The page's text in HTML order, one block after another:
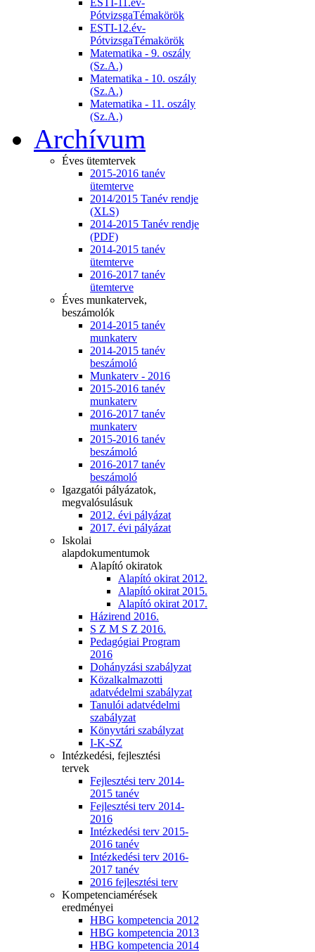
ESTI-11.év-
PótvizsgaTémakörök
ESTI-12.év-
PótvizsgaTémakörök
Matematika - 9. oszály
(Sz.A.)
Matematika - 10. oszály
(Sz.A.)
Matematika - 11. oszály
(Sz.A.)
Archívum
Éves ütemtervek
2015-2016 tanév
ütemterve
2014/2015 Tanév rendje
(XLS)
2014-2015 Tanév rendje
(PDF)
2014-2015 tanév
ütemterve
2016-2017 tanév
ütemterve
Éves munkatervek,
beszámolók
2014-2015 tanév
munkaterv
2014-2015 tanév
beszámoló
Munkaterv - 2016
2015-2016 tanév
munkaterv
2016-2017 tanév
munkaterv
2015-2016 tanév
beszámoló
2016-2017 tanév
beszámoló
Igazgatói pályázatok,
megvalósulásuk
2012. évi pályázat
2017. évi pályázat
Iskolai
alapdokumentumok
Alapító okiratok
Alapító okirat 2012.
Alapító okirat 2015.
Alapító okirat 2017.
Házirend 2016.
S Z M S Z 2016.
Pedagógiai Program
2016
Dohányzási szabályzat
Közalkalmazotti
adatvédelmi szabályzat
Tanulói adatvédelmi
szabályzat
Könyvtári szabályzat
I-K-SZ
Intézkedési, fejlesztési
tervek
Fejlesztési terv 2014-
2015 tanév
Fejlesztési terv 2014-
2016
Intézkedési terv 2015-
2016 tanév
Intézkedési terv 2016-
2017 tanév
2016 fejlesztési terv
Kompetenciamérések
eredményei
HBG kompetencia 2012
HBG kompetencia 2013
HBG kompetencia 2014